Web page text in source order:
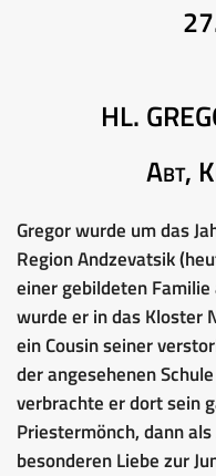
HL.
Abt,
Gregor wurde um das
Region Andzevatsik
einer gebildeten
wurde er in das Kloster
ein Cousin seiner
der angesehenen
verbrachte er dort sein
Priestermönch, dann
besonderen Liebe zur